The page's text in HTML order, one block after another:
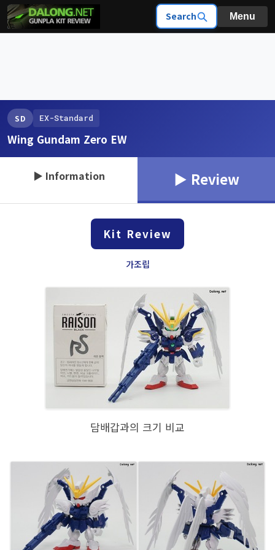
Search Menu
SD EX-Standard
Wing Gundam Zero EW
▶ Information ▶ Review
Kit Review
가조립
담배갑과의 크기 비교